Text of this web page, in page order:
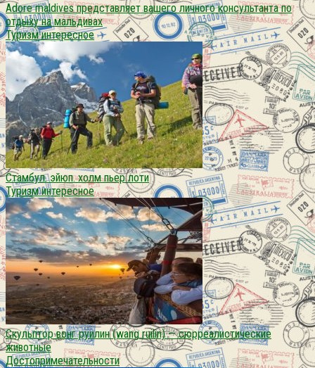
Adore maldives представляет вашего личного консультанта по
отдыху на мальдивах
Туризм интересное
Стамбул. эйюп. холм пьер лоти
Туризм интересное
Скульптор вонг руилин (wang ruilin) — сюрреалистические
животные
Достопримечательности